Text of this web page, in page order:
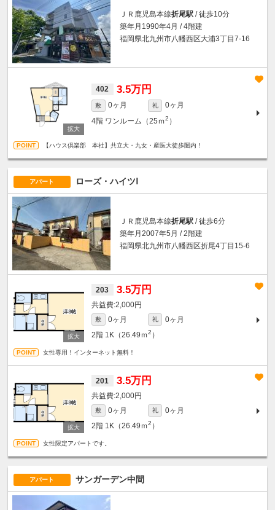
ＪＲ鹿児島本線折尾駅 / 徒歩10分
築年月1990年4月 / 4階建
福岡県北九州市八幡西区大浦3丁目7-16
402 3.5万円
敷 0ヶ月 礼
0ヶ月
4階 ワンルーム（25ｍ2 ）
【ハウス倶楽部 本社】共立大・九女・産医大徒歩圏内！
アパート ローズ・ハイツⅠ
ＪＲ鹿児島本線折尾駅 / 徒歩6分
築年月2007年5月 / 2階建
福岡県北九州市八幡西区折尾4丁目15-6
203 3.5万円
2,000円
敷 0ヶ月 礼
0ヶ月
2階 1K（26.49ｍ2 ）
女性専用！インターネット無料！
201 3.5万円
2,000円
敷 0ヶ月 礼
0ヶ月
2階 1K（26.49ｍ2 ）
女性限定アパートです。
アパート サンガーデン中間